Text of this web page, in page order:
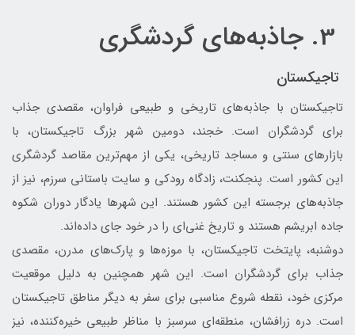
تاجیکستان
تاجیکستان با جاذبه‌های تاریخی و طبیعی فراوان، مقصدی جذاب
برای گردشگران است. خجند، دومین شهر بزرگ تاجیکستان، با
بازارهای سنتی و مساجد تاریخی، یکی از مهم‌ترین مقاصد گردشگری
این کشور است. پنجکنت، زادگاه رودکی و سایت باستانی سرزم، نیز از
جاذبه‌های برجسته این کشور هستند. این شهرها یادگار دوران شکوه
جاده ابریشم هستند و تاریخ غنی‌ای را در خود جای داده‌اند.
دوشنبه، پایتخت تاجیکستان، با موزه‌ها و پارک‌های مدرن، مقصدی
جذاب برای گردشگران است. این شهر همچنین به دلیل موقعیت
مرکزی خود، نقطه شروع مناسبی برای سفر به دیگر مناطق تاجیکستان
است. دره زرافشان، منطقه‌ای سرسبز با مناظر طبیعی خیره‌کننده، نیز